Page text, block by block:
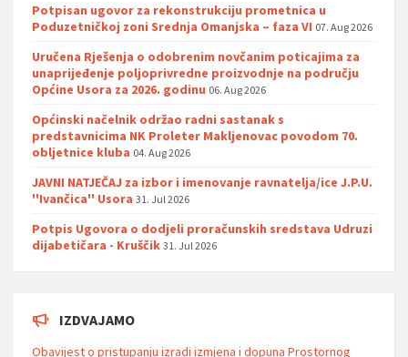
Potpisan ugovor za rekonstrukciju prometnica u
Poduzetničkoj zoni Srednja Omanjska – faza VI 07. Aug 2026
Uručena Rješenja o odobrenim novčanim poticajima za
unaprijeđenje poljoprivredne proizvodnje na području
Općine Usora za 2026. godinu 06. Aug 2026
Općinski načelnik održao radni sastanak s
predstavnicima NK Proleter Makljenovac povodom 70.
obljetnice kluba 04. Aug 2026
JAVNI NATJEČAJ za izbor i imenovanje ravnatelja/ice J.P.U.
''Ivančica'' Usora 31. Jul 2026
Potpis Ugovora o dodjeli proračunskih sredstava Udruzi
dijabetičara - Kruščik 31. Jul 2026
IZDVAJAMO
Obavijest o pristupanju izradi izmjena i dopuna Prostornog